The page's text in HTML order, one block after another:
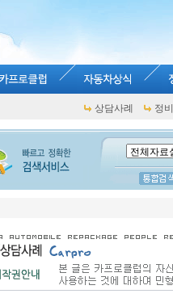
상담사례 정